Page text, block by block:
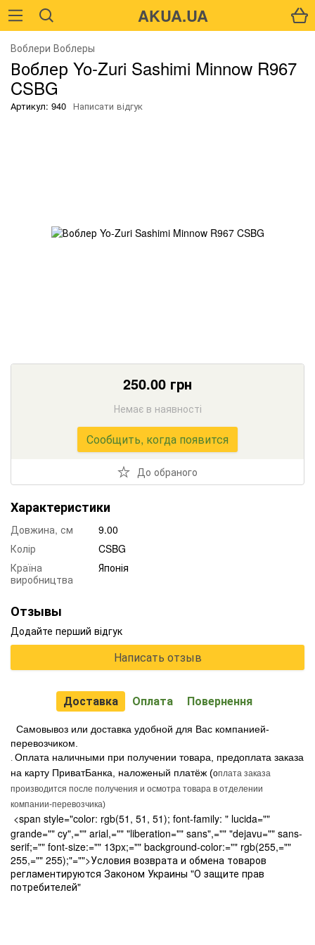
AKUA.UA
Воблери Воблеры
Воблер Yo-Zuri Sashimi Minnow R967
CSBG
Артикул: 940 Написати відгук
250.00 грн
Немає в наявності
Сообщить, когда появится
До обраного
Характеристики
Довжина, см
9.00
Колір
CSBG
Країна
виробництва
Японія
Отзывы
Додайте перший відгук
Написать отзыв
Доставка Оплата Повернення
Самовывоз или доставка удобной для Вас компанией-
перевозчиком.
. Оплата наличными при получении товара, предоплата заказа
на карту ПриватБанка, наложеный платёж (оплата заказа
производится после получения и осмотра товара в отделении
компании-перевозчика)
<span style="color: rgb(51, 51, 51); font-family: " lucida=""
grande="" cy",="" arial,="" "liberation="" sans",="" "dejavu="" sans-
serif;="" font-size:="" 13px;="" background-color:="" rgb(255,=""
255,="" 255);"="">Условия возврата и обмена товаров
регламентируются Законом Украины "О защите прав
потребителей"